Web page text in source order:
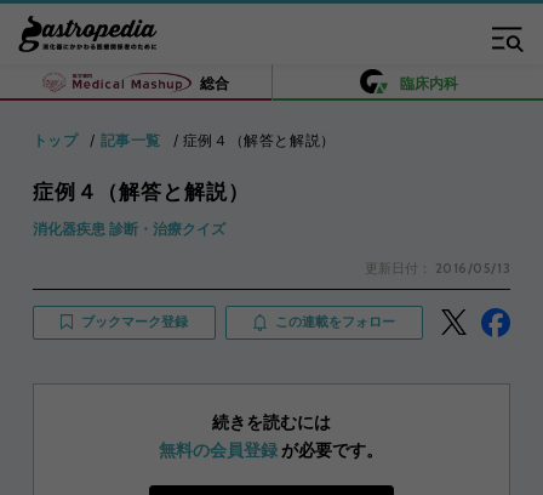
総合 臨床内科
トップ 記事一覧 症例４（解答と解説）
症例４（解答と解説）
消化器疾患 診断・治療クイズ
更新日付： 2016/05/13
ブックマーク登録 この連載をフォロー
続きを読むには
無料の会員登録 が必要です。